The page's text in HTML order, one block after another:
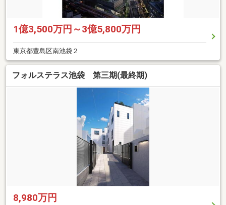
1億3,500万円～3億5,800万円
東京都豊島区南池袋２
フォルステラス池袋 第三期(最終期)
8,980万円